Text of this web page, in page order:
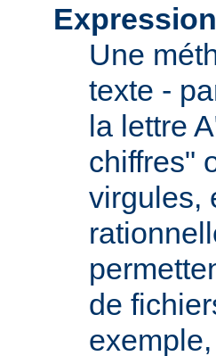
Une
texte -
la lettre
chiffres"
virgules,
de